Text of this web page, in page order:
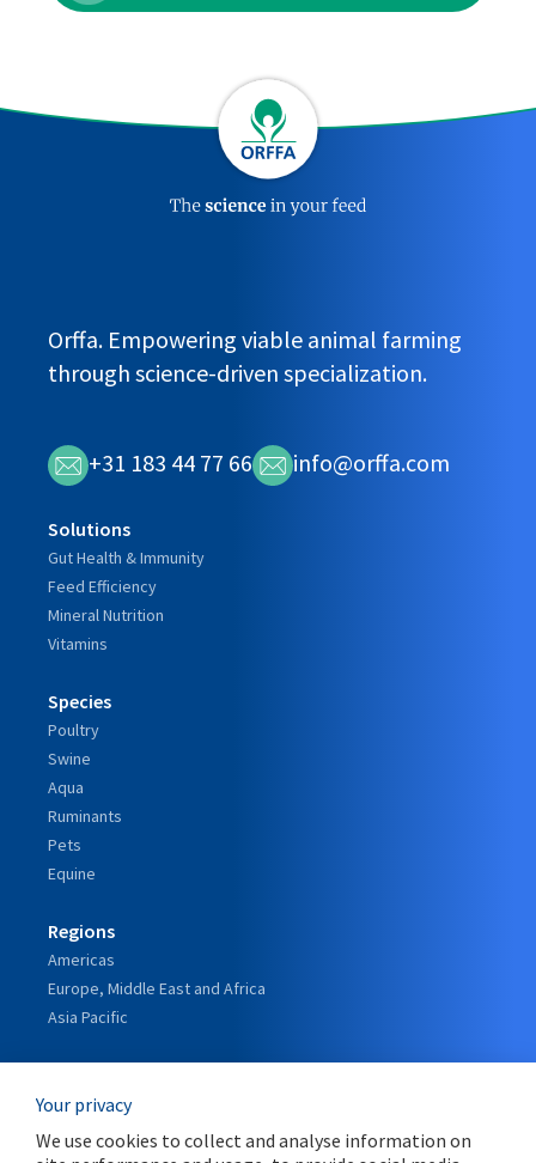
Orffa. Empowering viable animal farming
through science-driven specialization.
+31 183 44 77 66 info@orffa.com
Solutions
Gut Health & Immunity
Feed Efficiency
Mineral Nutrition
Vitamins
Species
Poultry
Swine
Aqua
Ruminants
Pets
Equine
Regions
Americas
Europe, Middle East and Africa
Asia Pacific
Our Leadership
The Orffa journey
Your privacy
We use cookies to collect and analyse information on